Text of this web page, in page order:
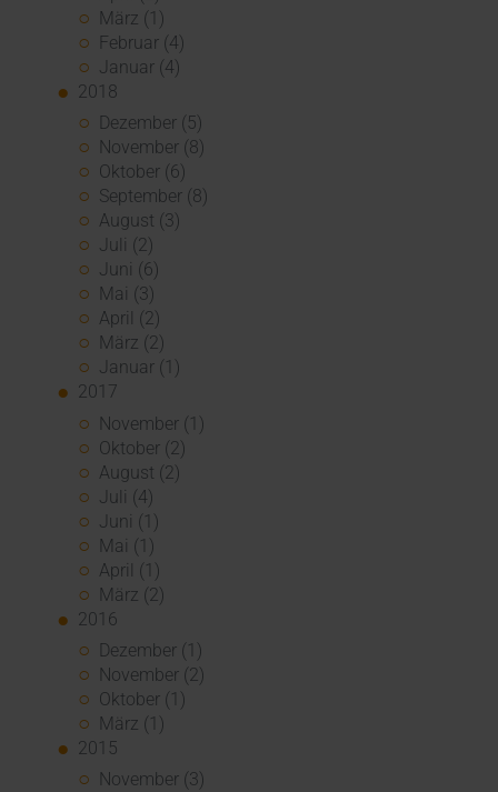
März (1)
Februar (4)
Januar (4)
2018
Dezember (5)
November (8)
Oktober (6)
September (8)
August (3)
Juli (2)
Juni (6)
Mai (3)
April (2)
März (2)
Januar (1)
2017
November (1)
Oktober (2)
August (2)
Juli (4)
Juni (1)
Mai (1)
April (1)
März (2)
2016
Dezember (1)
November (2)
Oktober (1)
März (1)
2015
November (3)